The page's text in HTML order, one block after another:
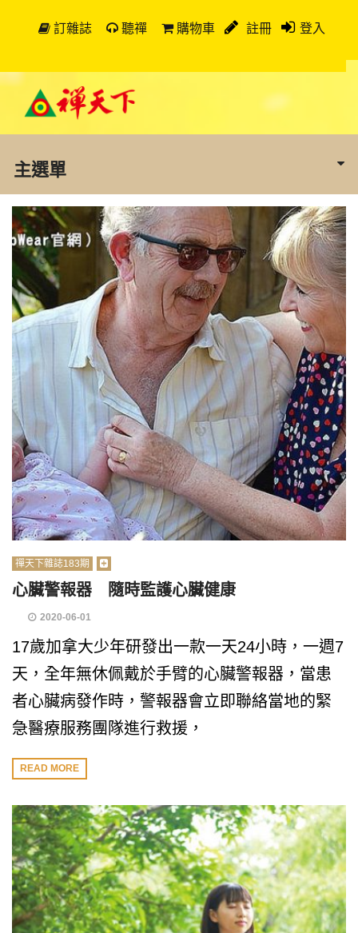
訂雜誌 聽禪 購物車 註冊 登入
主選單
禪天下雜誌183期
心臟警報器 隨時監護心臟健康
2020-06-01
17歲加拿大少年研發出一款一天24小時，一週7
天，全年無休佩戴於手臂的心臟警報器，當患
者心臟病發作時，警報器會立即聯絡當地的緊
急醫療服務團隊進行救援，
READ MORE